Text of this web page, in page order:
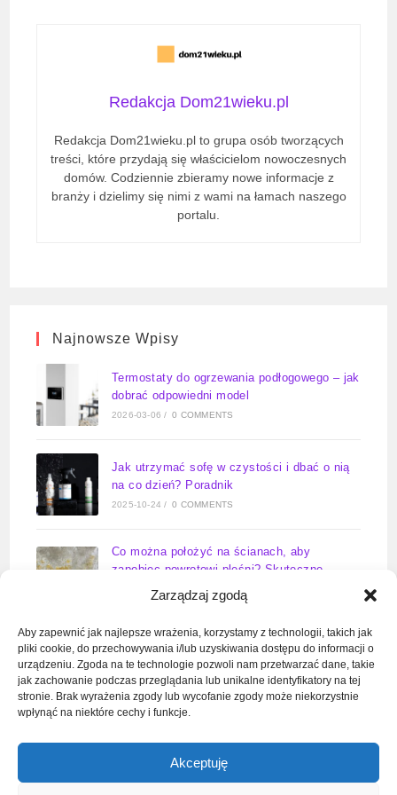
Zarządzaj zgodą
Aby zapewnić jak najlepsze wrażenia, korzystamy z technologii, takich jak
pliki cookie, do przechowywania i/lub uzyskiwania dostępu do informacji o
urządzeniu. Zgoda na te technologie pozwoli nam przetwarzać dane, takie
jak zachowanie podczas przeglądania lub unikalne identyfikatory na tej
stronie. Brak wyrażenia zgody lub wycofanie zgody może niekorzystnie
wpłynąć na niektóre cechy i funkcje.
Akceptuję
Redakcja Dom21wieku.pl
Redakcja Dom21wieku.pl to grupa osób tworzących
treści, które przydają się właścicielom nowoczesnych
domów. Codziennie zbieramy nowe informacje z
branży i dzielimy się nimi z wami na łamach naszego
portalu.
Najnowsze Wpisy
Termostaty do ogrzewania podłogowego – jak
dobrać odpowiedni model
2026-03-06 / 0 COMMENTS
Jak utrzymać sofę w czystości i dbać o nią
na co dzień? Poradnik
2025-10-24 / 0 COMMENTS
Co można położyć na ścianach, aby
zapobiec powrotowi pleśni? Skuteczne
rozwiązania na lata
Zawór wody do pralki kiedy otwarty –
kompletny poradnik
2025-09-11 / 0 COMMENTS
Jak odkręcić dolny zawór grzejnika?
Poradnik serwisanta w 6 krokach
2025-09-10 / 0 COMMENTS